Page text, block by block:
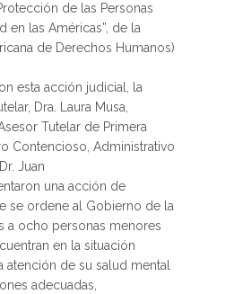
de las Personas
en las Américas”, de la
de Derechos Humanos)
esta acción judicial, la
Dra. Laura Musa,
Tutelar de Primera
Contencioso, Administrativo
Juan
una acción de
se ordene al Gobierno de la
a ocho personas menores
en la situación
atención de su salud mental
adecuadas,